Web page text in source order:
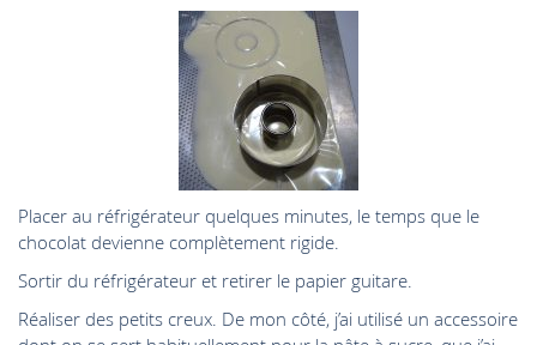
Placer au réfrigérateur quelques minutes, le temps que le
chocolat devienne complètement rigide.
Sortir du réfrigérateur et retirer le papier guitare.
Réaliser des petits creux. De mon côté, j’ai utilisé un accessoire